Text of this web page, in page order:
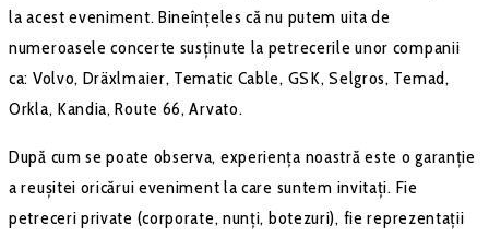
la acest eveniment. Bineînțeles că nu putem uita de
numeroasele concerte susținute la petrecerile unor companii
ca: Volvo, Dräxlmaier, Tematic Cable, GSK, Selgros, Temad,
Orkla, Kandia, Route 66, Arvato.
După cum se poate observa, experiența noastră este o garanție
a reușitei oricărui eveniment la care suntem invitați. Fie
petreceri private (corporate, nunți, botezuri), fie reprezentații